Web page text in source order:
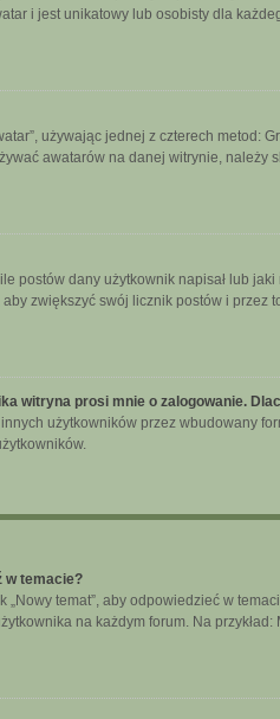
i jest unikatowy lub osobisty dla
używając jednej z czterech
awatarów na danej witrynie, należy
postów dany użytkownik napisał lub
zwiększyć swój licznik postów i
witryna prosi mnie o zalogowanie.
użytkowników przez wbudowany
w temacie?
temat”, aby odpowiedzieć w
na każdym forum. Na